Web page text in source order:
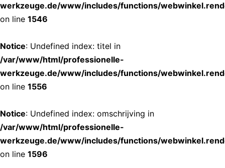
werkzeuge.de/www/includes/functions/
on line 1546
Notice: Undefined index: titel in
/var/www/html/professionelle-
werkzeuge.de/www/includes/functions/
on line 1556
Notice: Undefined index: omschrijving in
/var/www/html/professionelle-
werkzeuge.de/www/includes/functions/
on line 1596